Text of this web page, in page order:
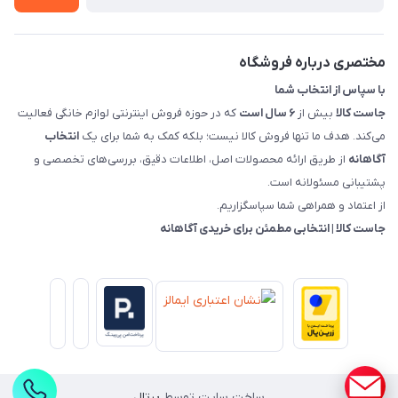
مختصری درباره فروشگاه
با سپاس از انتخاب شما
جاست کالا بیش از ۶ سال است
که در حوزه فروش اینترنتی لوازم خانگی فعالیت
می‌کند. هدف ما تنها فروش کالا نیست؛ بلکه کمک به شما برای یک انتخاب
آگاهانه از طریق ارائه محصولات اصل، اطلاعات دقیق، بررسی‌های تخصصی و
پشتیبانی مسئولانه است.
از اعتماد و همراهی شما سپاسگزاریم.
جاست کالا | انتخابی مطمئن برای خریدی آگاهانه